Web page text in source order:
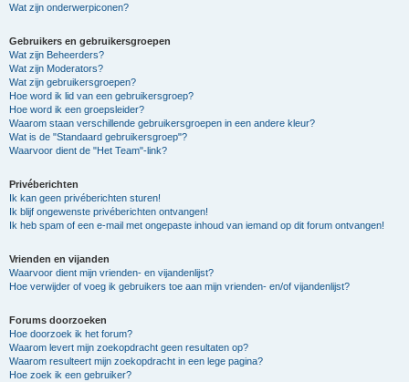
Wat zijn onderwerpiconen?
Gebruikers en gebruikersgroepen
Wat zijn Beheerders?
Wat zijn Moderators?
Wat zijn gebruikersgroepen?
Hoe word ik lid van een gebruikersgroep?
Hoe word ik een groepsleider?
Waarom staan verschillende gebruikersgroepen in een andere kleur?
Wat is de "Standaard gebruikersgroep"?
Waarvoor dient de "Het Team"-link?
Privéberichten
Ik kan geen privéberichten sturen!
Ik blijf ongewenste privéberichten ontvangen!
Ik heb spam of een e-mail met ongepaste inhoud van iemand op dit forum ontvangen!
Vrienden en vijanden
Waarvoor dient mijn vrienden- en vijandenlijst?
Hoe verwijder of voeg ik gebruikers toe aan mijn vrienden- en/of vijandenlijst?
Forums doorzoeken
Hoe doorzoek ik het forum?
Waarom levert mijn zoekopdracht geen resultaten op?
Waarom resulteert mijn zoekopdracht in een lege pagina?
Hoe zoek ik een gebruiker?